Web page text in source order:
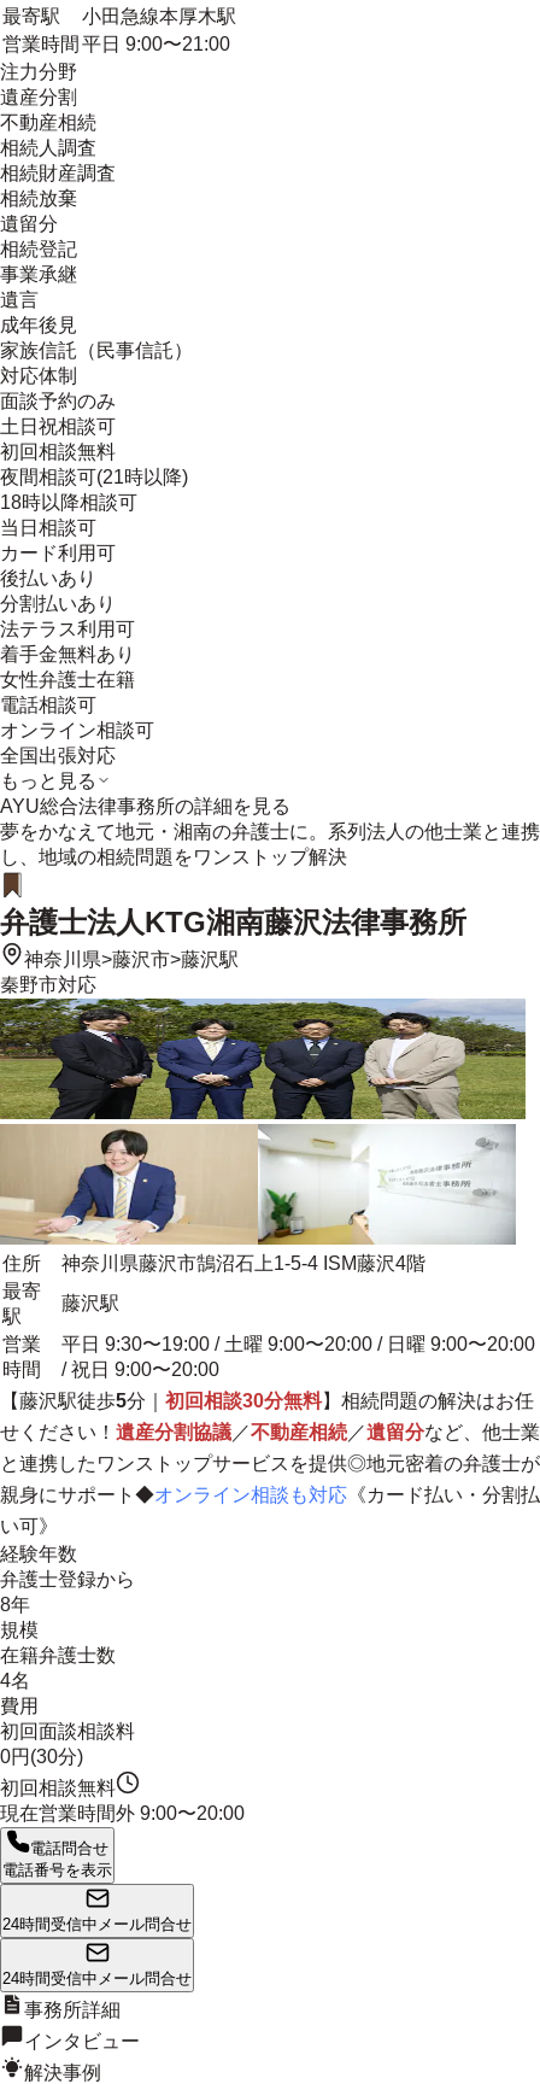
最寄駅
小田急線本厚木駅
営業時間 平日 9:00〜21:00
注力分野
遺産分割
不動産相続
相続人調査
相続財産調査
相続放棄
遺留分
相続登記
事業承継
遺言
成年後見
家族信託（民事信託）
対応体制
面談予約のみ
土日祝相談可
初回相談無料
夜間相談可(21時以降)
18時以降相談可
当日相談可
カード利用可
後払いあり
分割払いあり
法テラス利用可
着手金無料あり
女性弁護士在籍
電話相談可
オンライン相談可
全国出張対応
もっと見る
AYU総合法律事務所の詳細を見る
夢をかなえて地元・湘南の弁護士に。系列法人の他士業と連携
し、地域の相続問題をワンストップ解決
弁護士法人KTG湘南藤沢法律事務所
神奈川県>藤沢市>藤沢駅
秦野市対応
住所
神奈川県藤沢市鵠沼石上1-5-4 ISM藤沢4階
最寄
駅
藤沢駅
営業
時間
平日 9:30〜19:00 / 土曜 9:00〜20:00 / 日曜 9:00〜20:00
/ 祝日 9:00〜20:00
【藤沢駅徒歩5分｜ 初回相談30分無料】相続問題の解決はお任
せください！ 遺産分割協議 ／不動産相続 ／遺留分など、他士業
と連携したワンストップサービスを提供◎地元密着の弁護士が
親身にサポート ◆オンライン相談も対応 《カード払い・分割払
い可》
経験年数
弁護士登録から
8年
規模
在籍弁護士数
4名
費用
初回面談相談料
0円(30分)
初回相談無料
現在営業時間外 9:00〜20:00
電話問合せ
電話番号を表示
24時間受信中 メール問合せ
24時間受信中 メール問合せ
事務所詳細
インタビュー
解決事例